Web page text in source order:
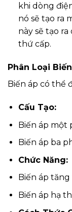
khi dòng
nó sẽ tạo ra
này sẽ tạo
thứ cấp.
Phân Loại
Biến áp có thể
Cấu Tạo:
Biến áp một
Biến áp ba
Chức Năng:
Biến áp
Biến áp hạ